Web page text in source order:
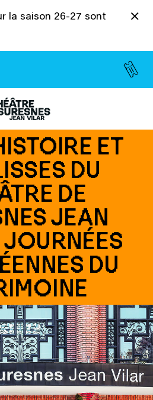
la saison 26-27 sont
ET
DU
DE
JEAN
DU